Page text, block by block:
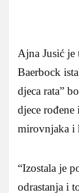
Ajna Jusić je
Baerbock
djeca rata”
djece
mirovnjaka i
“Izostala je
odrastanja i